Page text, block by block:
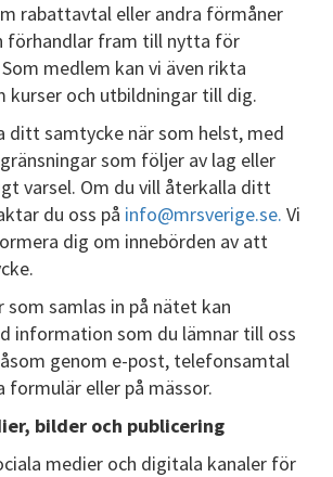
rabattavtal eller andra förmåner
förhandlar fram till nytta för
medlem kan vi även rikta
kurser och utbildningar till dig.
ditt samtycke när som helst, med
som följer av lag eller
varsel. Om du vill återkalla ditt
du oss på info@mrsverige.se. Vi
dig om innebörden av att
som samlas in på nätet kan
information som du lämnar till oss
genom e-post, telefonsamtal
formulär eller på mässor.
bilder och publicering
medier och digitala kanaler för